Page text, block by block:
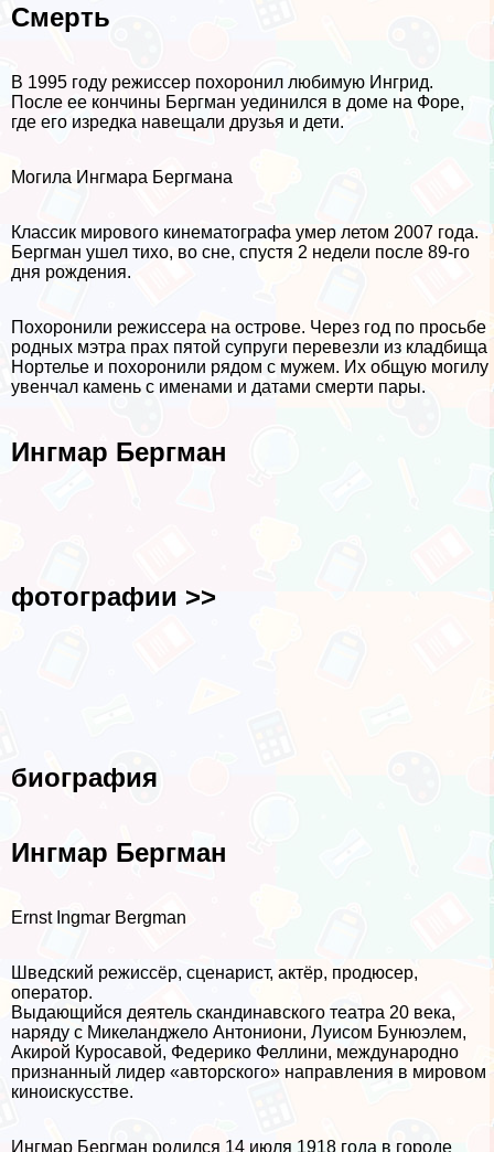
Cмepть
В 1995 году режиссер похоронил любимую Ингрид.
После ее кончины Бергман уединился в доме на Форе,
где его изредка навещали друзья и дети.
Могила Ингмара Бергмана
Классик мирового кинематографа умер летом 2007 года.
Бергман ушел тихо, во сне, спустя 2 недели после 89-го
дня рождения.
Похоронили режиссера на острове. Через год по просьбе
родных мэтра прах пятой супруги перевезли из кладбища
Нортелье и похоронили рядом с мужем. Их общую могилу
увенчал камень с именами и датами cмepти пары.
Ингмар Бергман
фотографии >>
биография
Ингмар Бергман
Ernst Ingmar Bergman
Шведский режиссёр, сценарист, актёр, продюсер,
оператор.
Выдающийся деятель скандинавского театра 20 века,
наряду с Микеланджело Антониони, Луисом Бунюэлем,
Акирой Куросавой, Федерико Феллини, международно
признанный лидер «авторского» направления в мировом
киноискусстве.
Ингмар Бергман родился 14 июля 1918 года в городе